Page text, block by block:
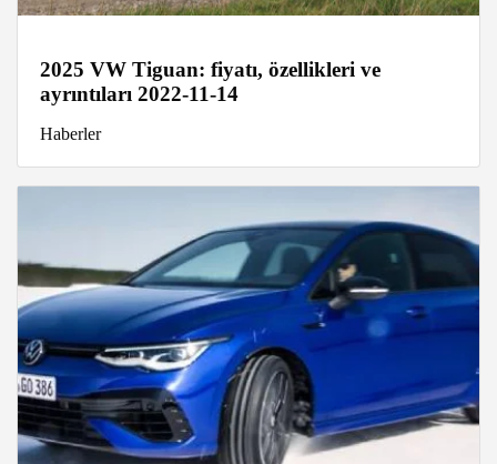
2025 VW Tiguan: fiyatı, özellikleri ve
ayrıntıları 2022-11-14
Haberler